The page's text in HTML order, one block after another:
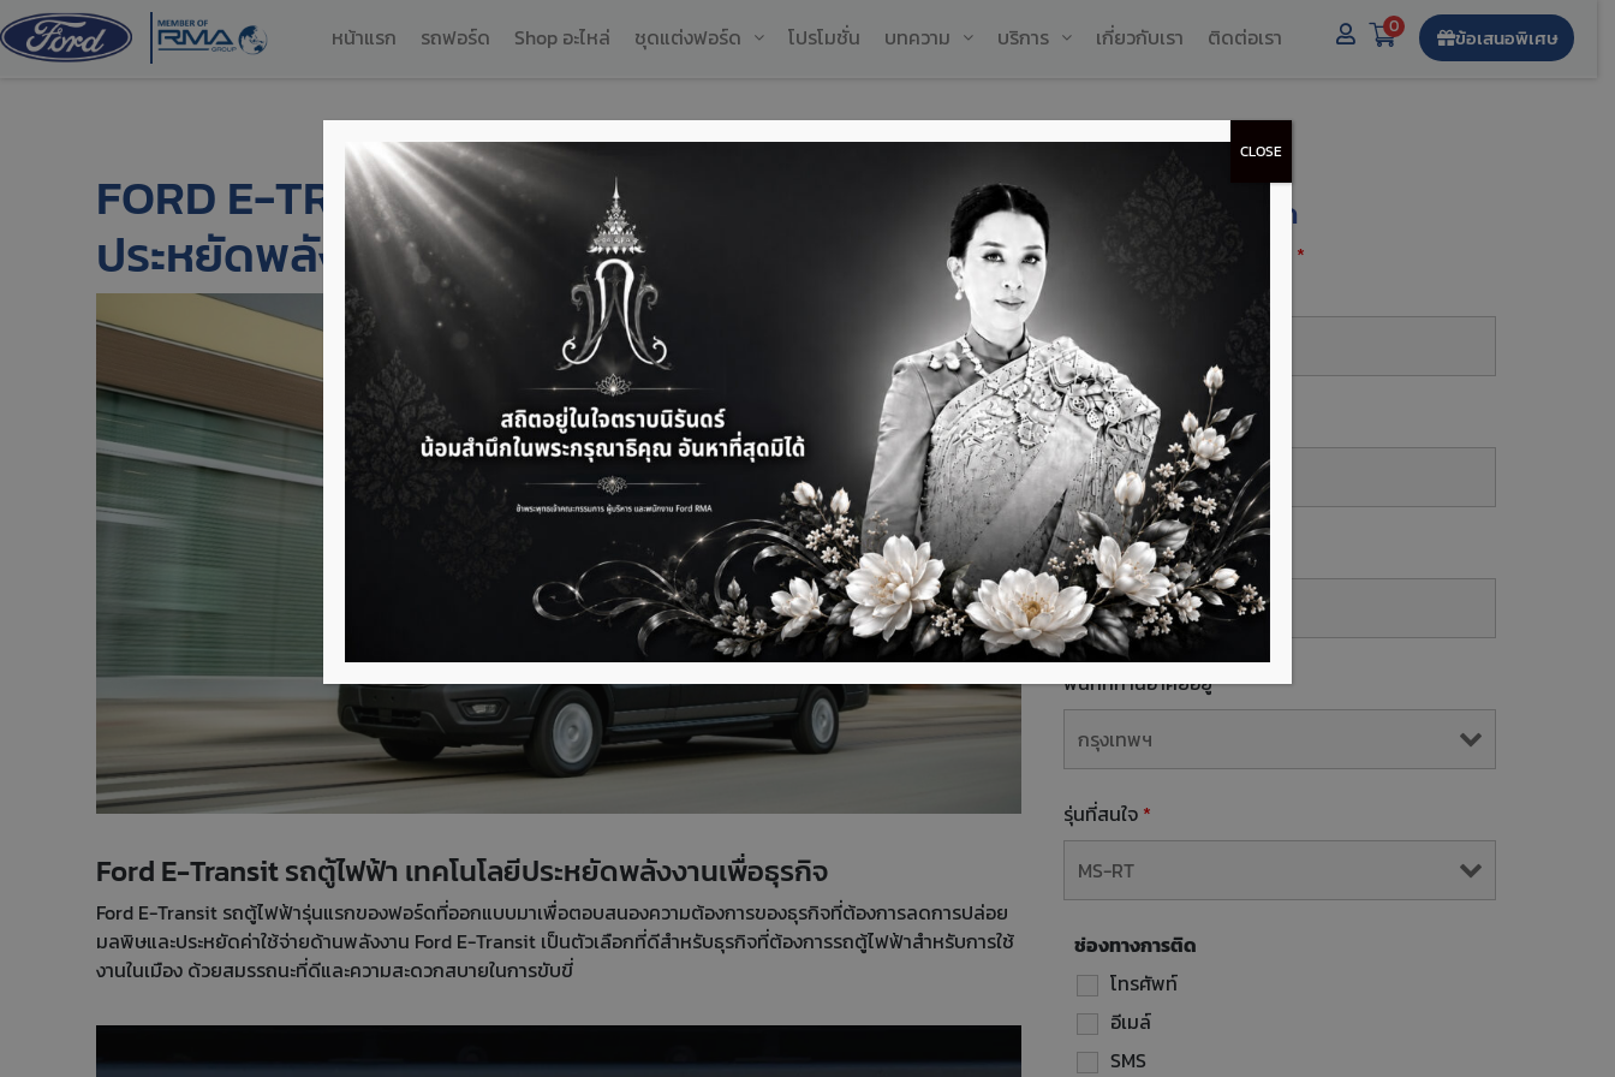
หน้าแรก รถฟอร์ด Shop อะไหล่ ชุดแต่งฟอร์ด โปรโมชั่น บทความ บริการ เกี่ยวกับเรา ติดต่อเรา 0 ข้อเสนอพิเศษ
FORD E-TRANSIT รถตู้ไฟฟ้า เทคโนโลยี
ประหยัดพลังงานเพื่อธุรกิจ
Ford E-Transit รถตู้ไฟฟ้า เทคโนโลยีประหยัดพลังงานเพื่อธุรกิจ
Ford E-Transit รถตู้ไฟฟ้ารุ่นแรกของฟอร์ดที่ออกแบบมาเพื่อตอบสนองความต้องการของธุรกิจที่ต้องการลดการปล่อย
มลพิษและประหยัดค่าใช้จ่ายด้านพลังงาน Ford E-Transit เป็นตัวเลือกที่ดีสำหรับธุรกิจที่ต้องการรถตู้ไฟฟ้าสำหรับการใช้
งานในเมือง ด้วยสมรรถนะที่ดีและความสะดวกสบายในการขับขี่
ลงทะเบียนรับส่วนลด
ต้องกรอกฟิลด์ที่มีเครื่องหมาย *
เบอร์โทร*
Email
พื้นที่ที่ท่านอาศัยอยู่*
รุ่นที่สนใจ *
ช่องทางการติด
โทรศัพท์
อีเมล์
SMS
CLOSE